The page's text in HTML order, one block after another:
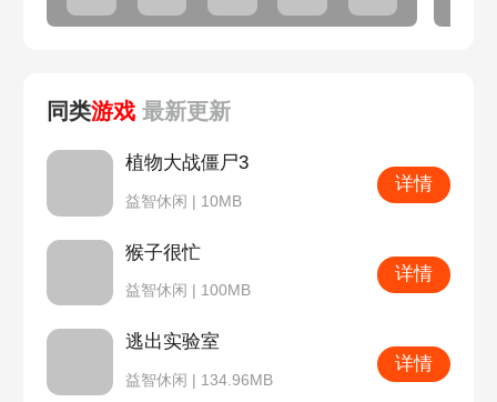
同类游戏 最新更新
植物大战僵尸3
益智休闲 | 10MB
详情
猴子很忙
益智休闲 | 100MB
详情
逃出实验室
益智休闲 | 134.96MB
详情